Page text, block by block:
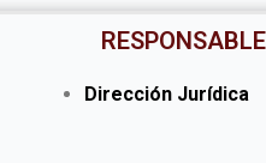
Dirección Jurídica